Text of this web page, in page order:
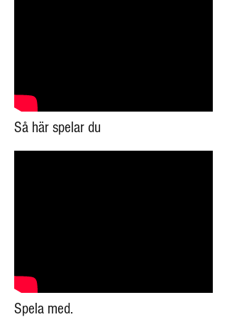
Så här spelar du
Spela med.